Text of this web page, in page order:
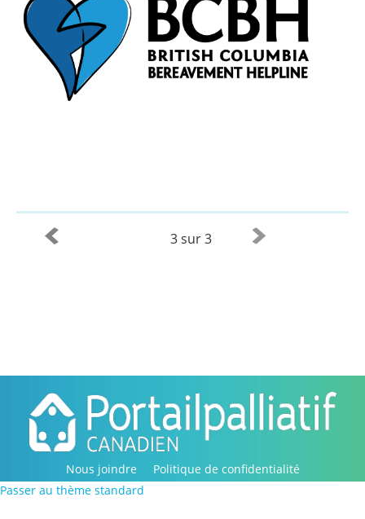
3 sur 3
Nous joindre
Politique de confidentialité
Copyright © 2016-2022, Portail palliatif canadien. Tous
Passer au thème standard